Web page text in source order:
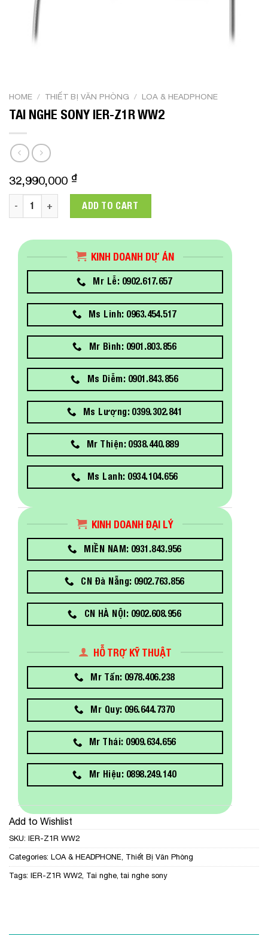
HOME / THIẾT BỊ VĂN PHÒNG / LOA & HEADPHONE
TAI NGHE SONY IER-Z1R WW2
32,990,000 ₫
TAI NGHE SONY IER-Z1R WW2 quantity
ADD TO CART
KINH DOANH DỰ ÁN
Mr Lễ: 0902.617.657
Ms Linh: 0963.454.517
Mr Bình: 0901.803.856
Ms Diễm: 0901.843.856
Ms Lượng: 0399.302.841
Mr Thiện: 0938.440.889
Ms Lanh: 0934.104.656
KINH DOANH ĐẠI LÝ
MIỀN NAM: 0931.843.956
CN Đà Nẵng: 0902.763.856
CN HÀ NỘI: 0902.608.956
HỖ TRỢ KỸ THUẬT
Mr Tấn: 0978.406.238
Mr Quy: 096.644.7370
Mr Thái: 0909.634.656
Mr Hiệu: 0898.249.140
Add to Wishlist
SKU: IER-Z1R WW2
Categories: LOA & HEADPHONE Thiết Bị Văn Phòng
Tags: IER-Z1R WW2 Tai nghe ,tai nghe sony